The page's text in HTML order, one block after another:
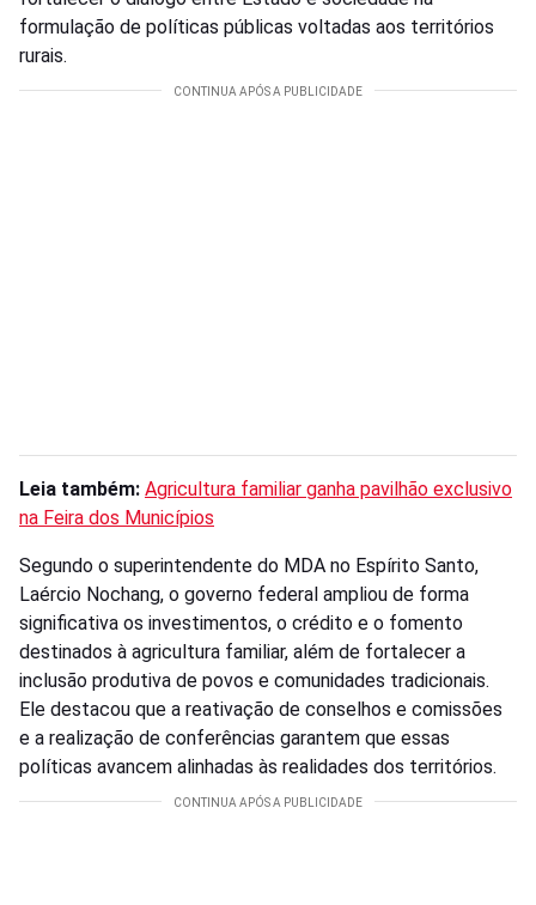
formulação de políticas públicas voltadas aos territórios
rurais.
Leia também: Agricultura familiar ganha pavilhão exclusivo
na Feira dos Municípios
Segundo o superintendente do MDA no Espírito Santo,
Laércio Nochang, o governo federal ampliou de forma
significativa os investimentos, o crédito e o fomento
destinados à agricultura familiar, além de fortalecer a
inclusão produtiva de povos e comunidades tradicionais.
Ele destacou que a reativação de conselhos e comissões
e a realização de conferências garantem que essas
políticas avancem alinhadas às realidades dos territórios.